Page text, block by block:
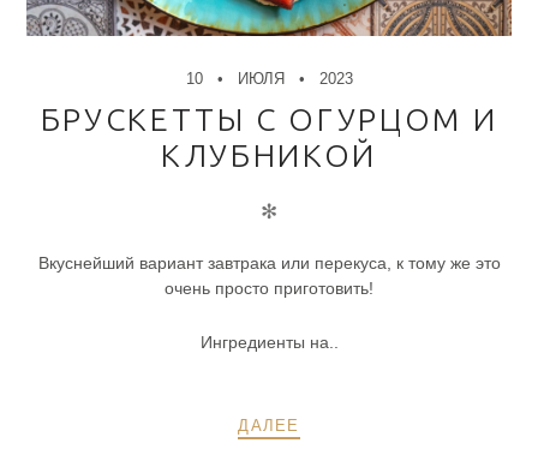
10 ИЮЛЯ 2023
БРУСКЕТТЫ С ОГУРЦОМ И
КЛУБНИКОЙ
✻
Вкуснейший вариант завтрака или перекуса, к тому же это
очень просто приготовить!
Ингредиенты на..
ДАЛЕЕ